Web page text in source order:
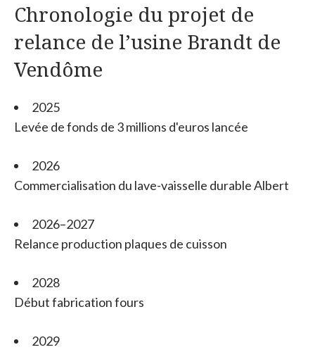
Chronologie du projet de
relance de l’usine Brandt de
Vendôme
2025
Levée de fonds de 3 millions d'euros lancée
2026
Commercialisation du lave-vaisselle durable Albert
2026–2027
Relance production plaques de cuisson
2028
Début fabrication fours
2029